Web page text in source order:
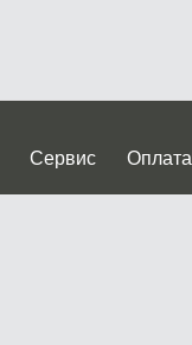
Сервис Оплата